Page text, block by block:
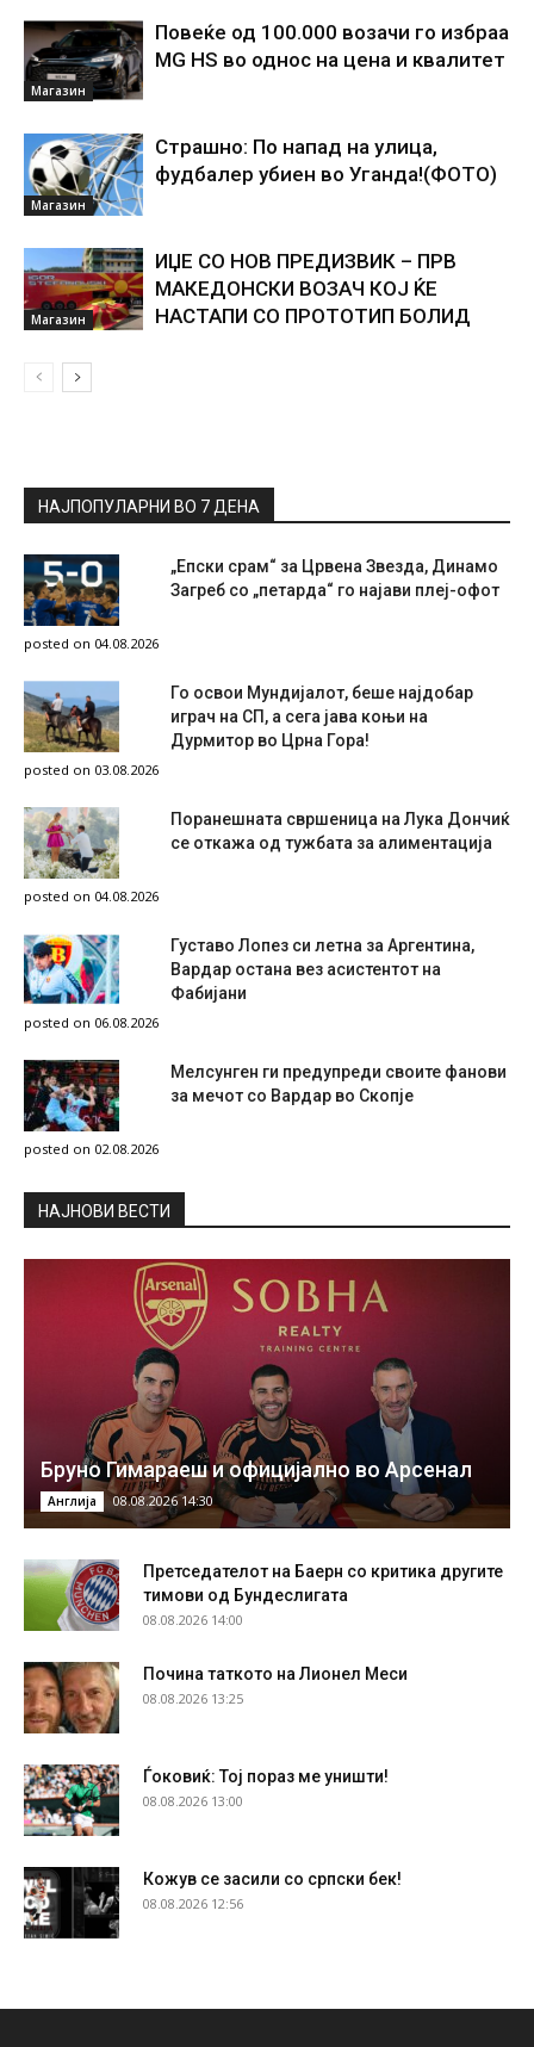
Магазин
Повеќе од 100.000 возачи го избраа
MG HS во однос на цена и квалитет
Магазин
Страшно: По напад на улица,
фудбалер убиен во Уганда!(ФОТО)
Магазин
ИЏЕ СО НОВ ПРЕДИЗВИК – ПРВ
МАКЕДОНСКИ ВОЗАЧ КОЈ ЌЕ
НАСТАПИ СО ПРОТОТИП БОЛИД
НАЈПОПУЛАРНИ ВО 7 ДЕНА
„Епски срам“ за Црвена Звезда, Динамо
Загреб со „петарда“ го најави плеј-офот
posted on 04.08.2026
Го освои Мундијалот, беше најдобар
играч на СП, а сега јава коњи на
Дурмитор во Црна Гора!
posted on 03.08.2026
Поранешната свршеница на Лука Дончиќ
се откажа од тужбата за алиментација
posted on 04.08.2026
Густаво Лопез си летна за Аргентина,
Вардар остана вез асистентот на
Фабијани
posted on 06.08.2026
Мелсунген ги предупреди своите фанови
за мечот со Вардар во Скопје
posted on 02.08.2026
НAЈНОВИ ВЕСТИ
Бруно Гимараеш и официјално во Арсенал
Англија 08.08.2026 14:30
Претседателот на Баерн со критика другите
тимови од Бундеслигата
08.08.2026 14:00
Почина таткото на Лионел Меси
08.08.2026 13:25
Ѓоковиќ: Тој пораз ме уништи!
08.08.2026 13:00
Кожув се засили со српски бек!
08.08.2026 12:56